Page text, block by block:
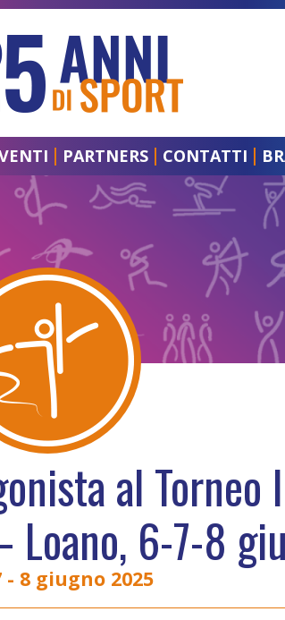
PARTNERS CONTATTI
al Torneo
Loano, 6-7-8
- 8 giugno 2025